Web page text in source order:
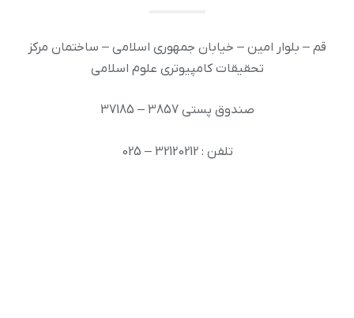
قم – بلوار امین – خیابان جمهوری اسلامی – ساختمان مرکز
تحقیقات کامپیوتری علوم اسلامی
صندوق پستی 3857 – 37185
تلفن : 32120212 – 025